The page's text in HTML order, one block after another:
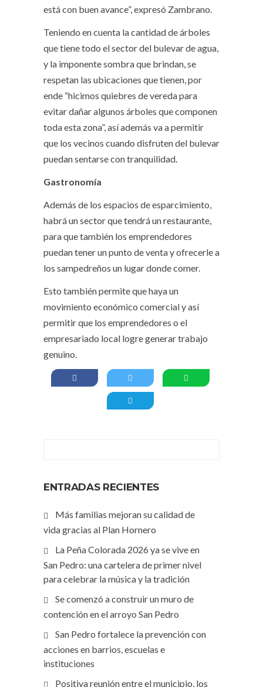
está con buen avance”, expresó Zambrano.
Teniendo en cuenta la cantidad de árboles
que tiene todo el sector del bulevar de agua,
y la imponente sombra que brindan, se
respetan las ubicaciones que tienen, por
ende “hicimos quiebres de vereda para
evitar dañar algunos árboles que componen
toda esta zona”, así además va a permitir
que los vecinos cuando disfruten del bulevar
puedan sentarse con tranquilidad.
Gastronomía
Además de los espacios de esparcimiento,
habrá un sector que tendrá un restaurante,
para que también los emprendedores
puedan tener un punto de venta y ofrecerle a
los sampedreños un lugar donde comer.
Esto también permite que haya un
movimiento económico comercial y así
permitir que los emprendedores o el
empresariado local logre generar trabajo
genuino.
ENTRADAS RECIENTES
Más familias mejoran su calidad de
vida gracias al Plan Hornero
La Peña Colorada 2026 ya se vive en
San Pedro: una cartelera de primer nivel
para celebrar la música y la tradición
Se comenzó a construir un muro de
contención en el arroyo San Pedro
San Pedro fortalece la prevención con
acciones en barrios, escuelas e
instituciones
Positiva reunión entre el municipio, los